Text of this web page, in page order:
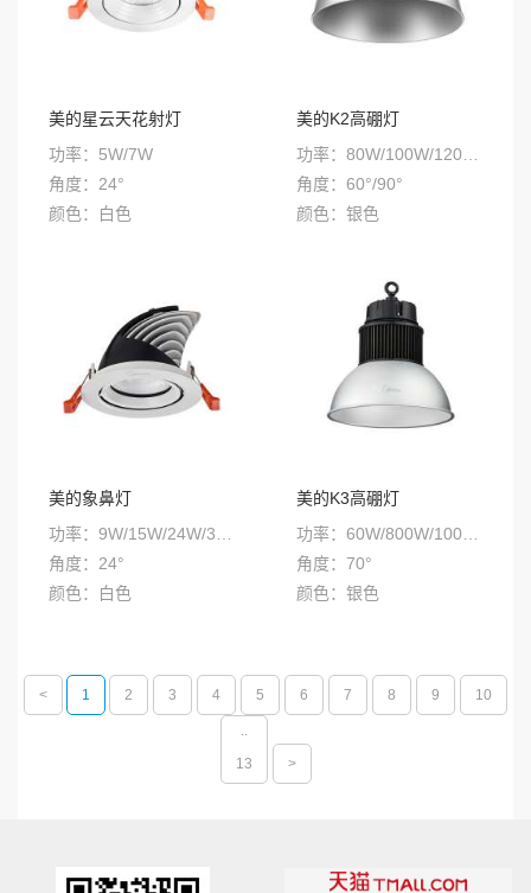
美的星云天花射灯
功率：5W/7W
角度：24°
颜色：白色
美的K2高硼灯
角度：60°/90°
颜色：银色
美的象鼻灯
角度：24°
颜色：白色
美的K3高硼灯
角度：70°
颜色：银色
< 1 2 3 4 5 6 7 8 9 10
..
13
>